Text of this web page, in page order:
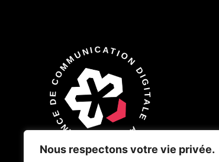
Nous respectons votre vie privée.
AZAPP : AGENCE DE COMMUNICATION DIGITALE